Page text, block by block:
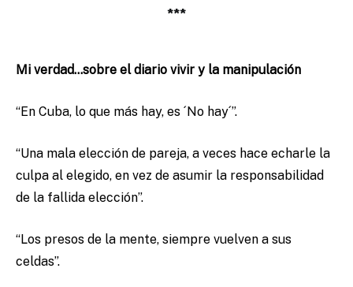
***
Mi verdad…sobre el diario vivir y la manipulación
“En Cuba, lo que más hay, es ´No hay´”.
“Una mala elección de pareja, a veces hace echarle la
culpa al elegido, en vez de asumir la responsabilidad
de la fallida elección”.
“Los presos de la mente, siempre vuelven a sus
celdas”.